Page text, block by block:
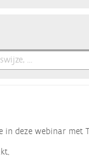
in deze webinar met